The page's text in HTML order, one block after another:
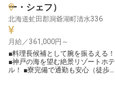
ー・シェフ ）
北海道虻田郡洞爺湖町清水336
月給／361,000円～
■料理長候補として腕を振るえる！
■神戸の海を望む絶景リゾートホテ
ル！ ■寮完備で通勤も安心（徒歩7